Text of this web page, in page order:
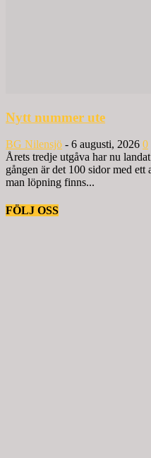
Nytt nummer ute
BG Nilensjö - 6 augusti, 2026 0
Årets tredje utgåva har nu
gången är det 100 sidor med
man löpning finns...
FÖLJ OSS